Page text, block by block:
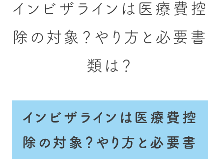
インビザラインは医療費控
除の対象？やり方と必要書
類は？
インビザラインは医療費控
除の対象？やり方と必要書